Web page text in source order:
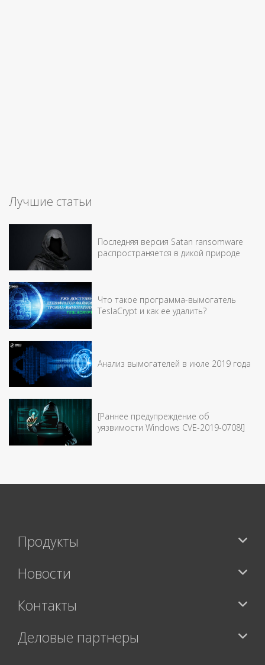
Лучшие статьи
Последняя версия Satan ransomware
распространяется в дикой природе
Что такое программа-вымогатель
TeslaCrypt и как ее удалить?
Анализ вымогателей в июле 2019 года
[Раннее предупреждение об
уязвимости Windows CVE-2019-0708!]
Продукты
Новости
Контакты
Деловые партнеры